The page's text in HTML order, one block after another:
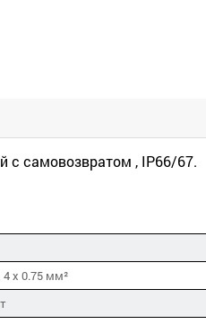
с самовозвратом , IP66/67.
x 0.75 мм²